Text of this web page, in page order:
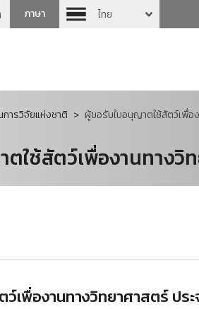
ภาษา ไทย
การวิจัยแห่งชาติ ผู้ขอรับใบอนุญาตใช้สัตว์เพื่อ
ใช้สัตว์เพื่องานทางวิ
เพื่องานทางวิทยาศาสตร์ ปร